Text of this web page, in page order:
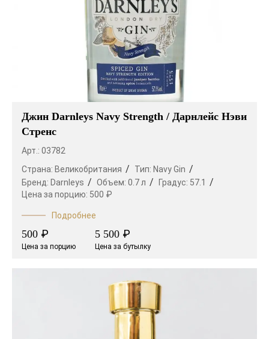
Джин Darnleys Navy Strength / Дарнлейс Нэви
Стренс
Арт.: 03782
Страна: Великобритания Тип: Navy Gin
Бренд: Darnleys Объем: 0.7 л Градус: 57.1
Цена за порцию: 500 ₽
Подробнее
500 ₽
Цена за порцию
5 500 ₽
Цена за бутылку